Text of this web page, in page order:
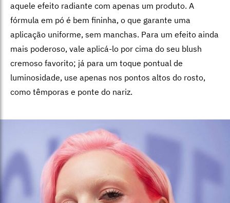
aquele efeito radiante com apenas um produto. A
fórmula em pó é bem fininha, o que garante uma
aplicação uniforme, sem manchas. Para um efeito ainda
mais poderoso, vale aplicá-lo por cima do seu blush
cremoso favorito; já para um toque pontual de
luminosidade, use apenas nos pontos altos do rosto,
como têmporas e ponte do nariz.